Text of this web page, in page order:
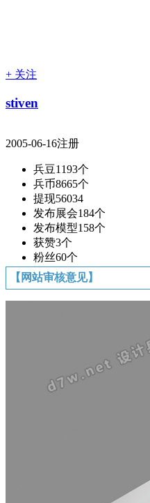
+ 关注
stiven
2005-06-16注册
兵豆1193个
兵币8665个
提现56034
发布展会184个
发布模型158个
获赞3个
粉丝60个
【网站审核意见】